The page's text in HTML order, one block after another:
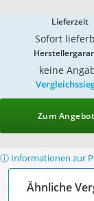
Lieferzeit
Sofort
keine
Zum
ⓘ Informationen zur
Ähnliche